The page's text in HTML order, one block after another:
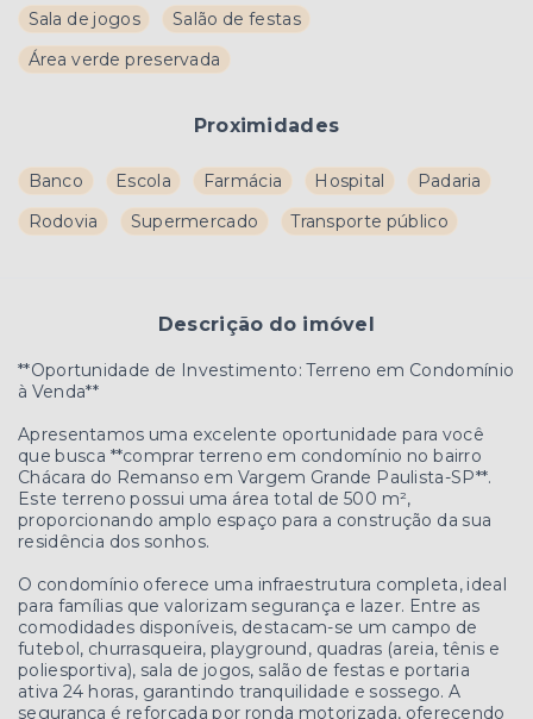
Sala de jogos
Salão de festas
Área verde preservada
Proximidades
Banco Escola Farmácia Hospital
Padaria
Rodovia
Supermercado Transporte público
Descrição do imóvel
**Oportunidade de Investimento: Terreno em Condomínio
à Venda**
Apresentamos uma excelente oportunidade para você
que busca **comprar terreno em condomínio no bairro
Chácara do Remanso em Vargem Grande Paulista-SP**.
Este terreno possui uma área total de 500 m²,
proporcionando amplo espaço para a construção da sua
residência dos sonhos.
O condomínio oferece uma infraestrutura completa, ideal
para famílias que valorizam segurança e lazer. Entre as
comodidades disponíveis, destacam-se um campo de
futebol, churrasqueira, playground, quadras (areia, tênis e
poliesportiva), sala de jogos, salão de festas e portaria
ativa 24 horas, garantindo tranquilidade e sossego. A
segurança é reforçada por ronda motorizada, oferecendo